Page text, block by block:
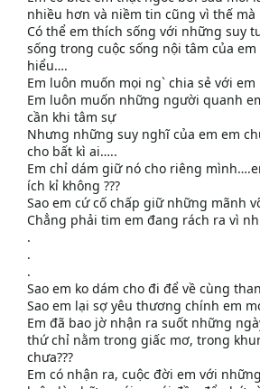
nhiều hơn và niềm tin cũng vì thế
Có thể em thích sống với những suy
sống trong cuộc sống nội tâm của
hiểu….
Em luôn muốn mọi ng` chia sẻ với
Em luôn muốn những người quanh
cần khi tâm sự
Nhưng những suy nghĩ của em em
cho bất kì ai…..
Em chỉ dám giữ nó cho riêng
ích kỉ không ???
Sao em cứ cố chấp giữ những mãnh
Chẳng phải tim em đang rách ra vì
.
.
.
Sao em ko dám cho đi để về cùng
Sao em lại sợ yêu thương chính em
Em đã bao jờ nhận ra suốt những
thứ chỉ nằm trong giấc mơ, trong
chưa???
Em có nhận ra, cuộc đời em với